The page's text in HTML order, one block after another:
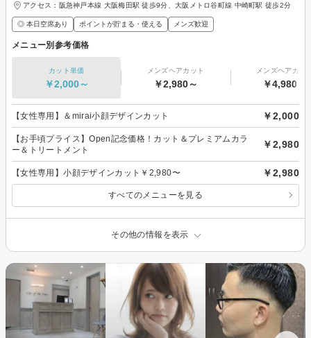
アクセス：阪急神戸本線 大阪梅田駅 徒歩9分、大阪メトロ谷町線 中崎町駅 徒歩2分
◎ 本日空席あり ポイントが貯まる・使える メンズ歓迎
メニュー別参考価格
カット単価
￥2,000～
メンズヘアカット
￥2,980～
メンズヘアカラ
￥4,980～
【女性専用】＆mirai小顔デザインカット ￥2,000
【お手頃プライス】Open記念価格！カット＆プレミアムカラ
ー＆トリートメント
￥2,980
【女性専用】小顔デザインカット￥2,980〜 ￥2,980
すべてのメニューを見る
その他の情報を表示